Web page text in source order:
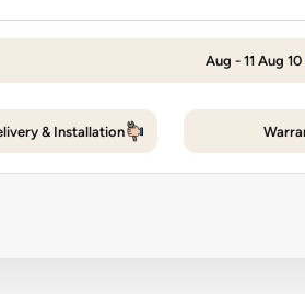
& Installation*